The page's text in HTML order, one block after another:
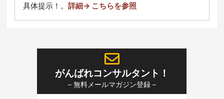
具体提示！ 。詳細→ こちらを参照
がんばれコンサルタント！
– 無料メールマガジン登録 –